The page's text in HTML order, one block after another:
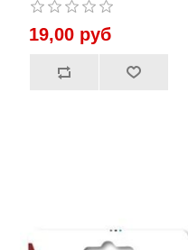
19,00 руб